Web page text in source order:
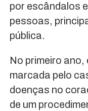
por escândalos
pessoas,
pública.
No primeiro
marcada pelo
doenças no
de um